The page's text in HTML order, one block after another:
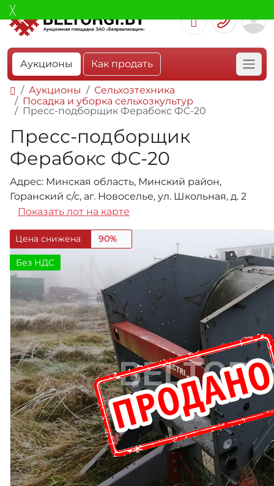
Аукционы Как продать
Аукционы
Сельхозтехника
Посадка и уборка сельхозкультур
Пресс-подборщик Ферабокс ФС-20
Пресс-подборщик
Ферабокс ФС-20
Адрес: Минская область, Минский район,
Горанский с/с, аг. Новоселье, ул. Школьная, д. 2
Показать лот на карте
Цена снижена 90%
Без НДС